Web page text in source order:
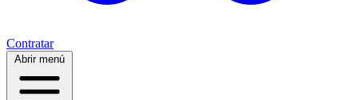
Contratar
Abrir menú